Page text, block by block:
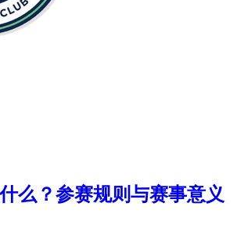
么？参赛规则与赛事意义